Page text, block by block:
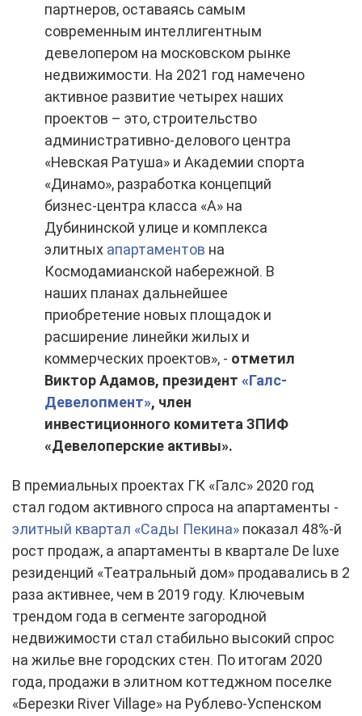
партнеров, оставаясь самым
современным интеллигентным
девелопером на московском рынке
недвижимости. На 2021 год намечено
активное развитие четырех наших
проектов – это, строительство
административно-делового центра
«Невская Ратуша» и Академии спорта
«Динамо», разработка концепций
бизнес-центра класса «А» на
Дубининской улице и комплекса
элитных апартаментов на
Космодамианской набережной. В
наших планах дальнейшее
приобретение новых площадок и
расширение линейки жилых и
коммерческих проектов», - отметил
Виктор Адамов, президент «Галс-
Девелопмент», член
инвестиционного комитета ЗПИФ
«Девелоперские активы».
В премиальных проектах ГК «Галс» 2020 год
стал годом активного спроса на апартаменты -
элитный квартал «Сады Пекина» показал 48%-й
рост продаж, а апартаменты в квартале De luxe
резиденций «Театральный дом» продавались в 2
раза активнее, чем в 2019 году. Ключевым
трендом года в сегменте загородной
недвижимости стал стабильно высокий спрос
на жилье вне городских стен. По итогам 2020
года, продажи в элитном коттеджном поселке
«Березки River Village» на Рублево-Успенском